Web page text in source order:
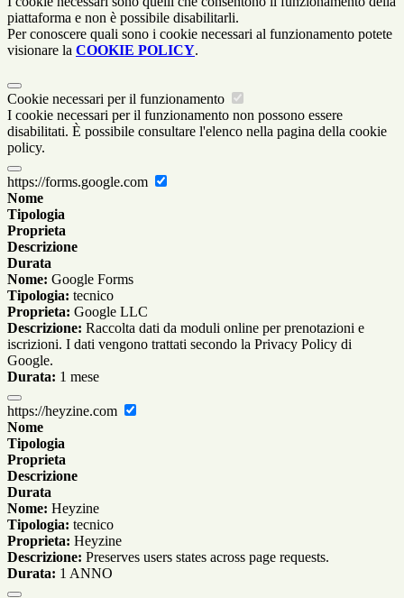
piattaforma e non è possibile disabilitarli.
Per conoscere quali sono i cookie necessari al funzionamento potete
visionare la COOKIE POLICY.
Cookie necessari per il funzionamento
I cookie necessari per il funzionamento non possono essere
disabilitati. È possibile consultare l'elenco nella pagina della cookie
policy.
https://forms.google.com
Nome
Tipologia
Proprieta
Descrizione
Durata
Nome: Google Forms
Tipologia: tecnico
Proprieta: Google LLC
Descrizione: Raccolta dati da moduli online per prenotazioni e
iscrizioni. I dati vengono trattati secondo la Privacy Policy di
Google.
Durata: 1 mese
https://heyzine.com
Nome
Tipologia
Proprieta
Descrizione
Durata
Nome: Heyzine
Tipologia: tecnico
Proprieta: Heyzine
Descrizione: Preserves users states across page requests.
Durata: 1 ANNO